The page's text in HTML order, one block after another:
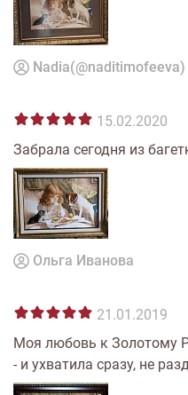
Nadia(@naditimofeeva)
15.02.2020
Забрала сегодня из
Ольга Иванова
21.01.2019
Моя любовь к Золотому
- и ухватила сразу, не